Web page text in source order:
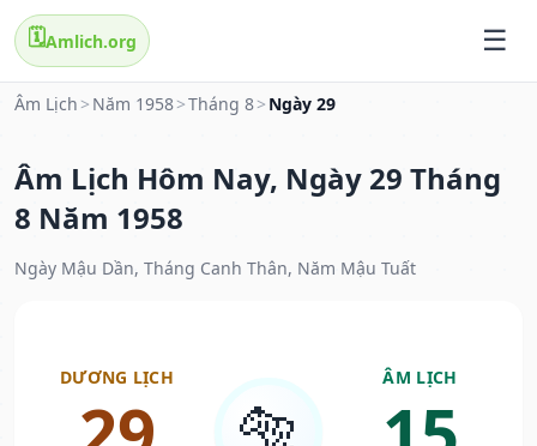
🗓️Amlich.org
Âm Lịch > Năm 1958>Tháng 8> Ngày 29
Âm Lịch Hôm Nay, Ngày 29 Tháng
8 Năm 1958
Ngày Mậu Dần, Tháng Canh Thân, Năm Mậu Tuất
DƯƠNG LỊCH ÂM LỊCH